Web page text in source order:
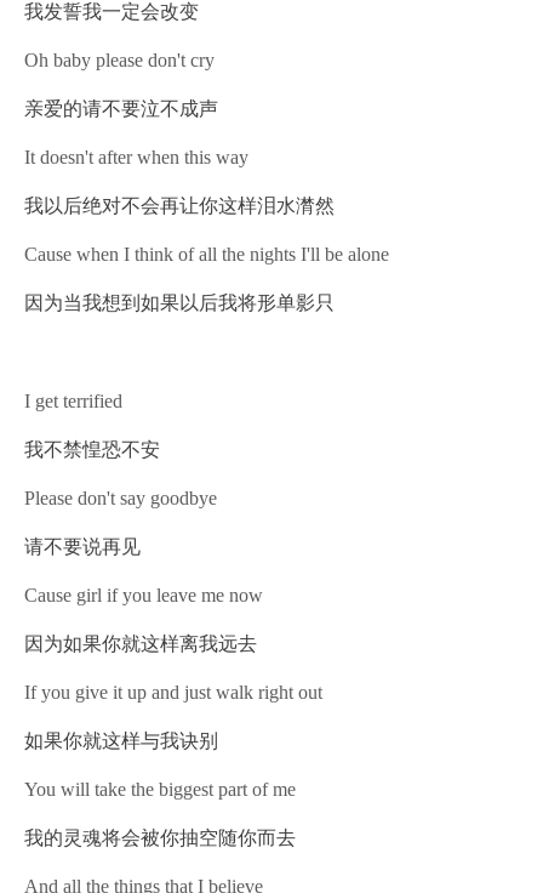
我发誓我一定会改变
Oh baby please don't cry
亲爱的请不要泣不成声
It doesn't after when this way
我以后绝对不会再让你这样泪水潸然
Cause when I think of all the nights I'll be alone
因为当我想到如果以后我将形单影只
I get terrified
我不禁惶恐不安
Please don't say goodbye
请不要说再见
Cause girl if you leave me now
因为如果你就这样离我远去
If you give it up and just walk right out
如果你就这样与我诀别
You will take the biggest part of me
我的灵魂将会被你抽空随你而去
And all the things that I believe